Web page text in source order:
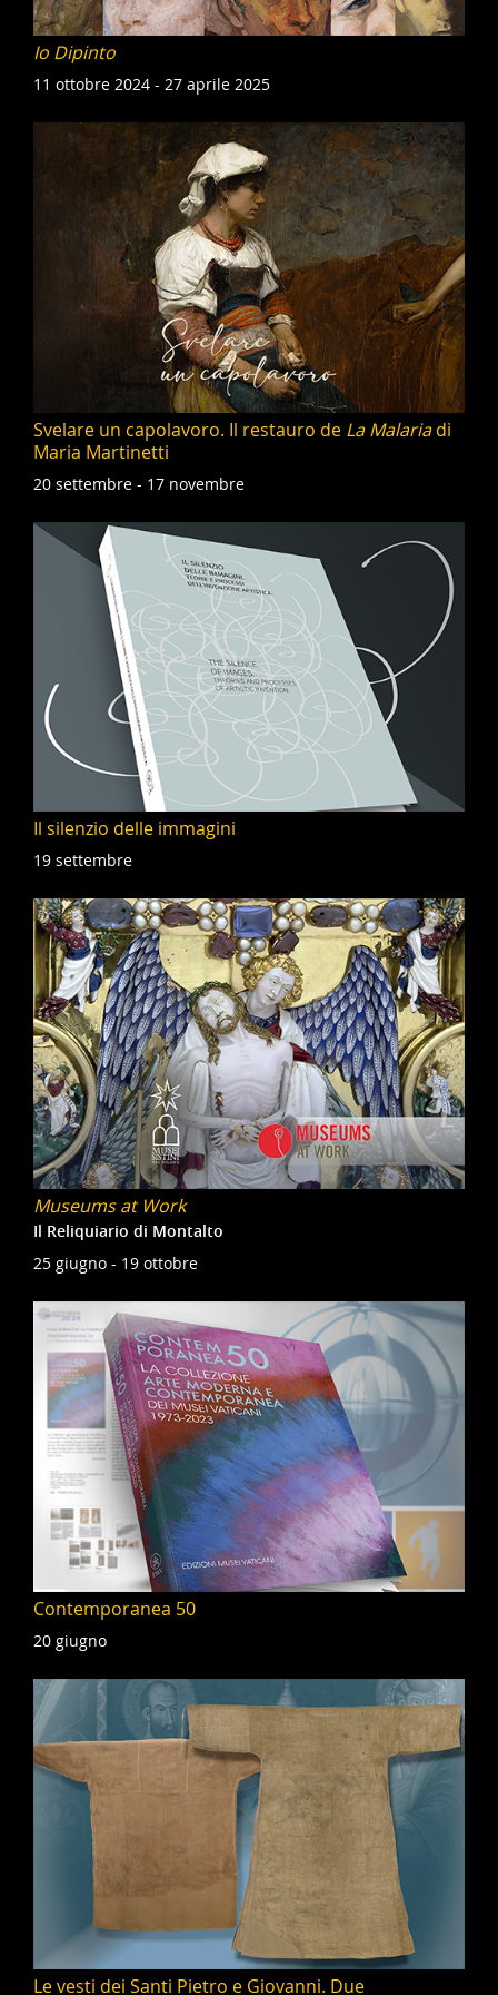
Io Dipinto
11 ottobre 2024 - 27 aprile 2025
Svelare un capolavoro. Il restauro de La Malariadi
Maria Martinetti
20 settembre - 17 novembre
Il silenzio delle immagini
19 settembre
Museums at Work
Il Reliquiario di Montalto
25 giugno - 19 ottobre
Contemporanea 50
20 giugno
Le vesti dei Santi Pietro e Giovanni. Due